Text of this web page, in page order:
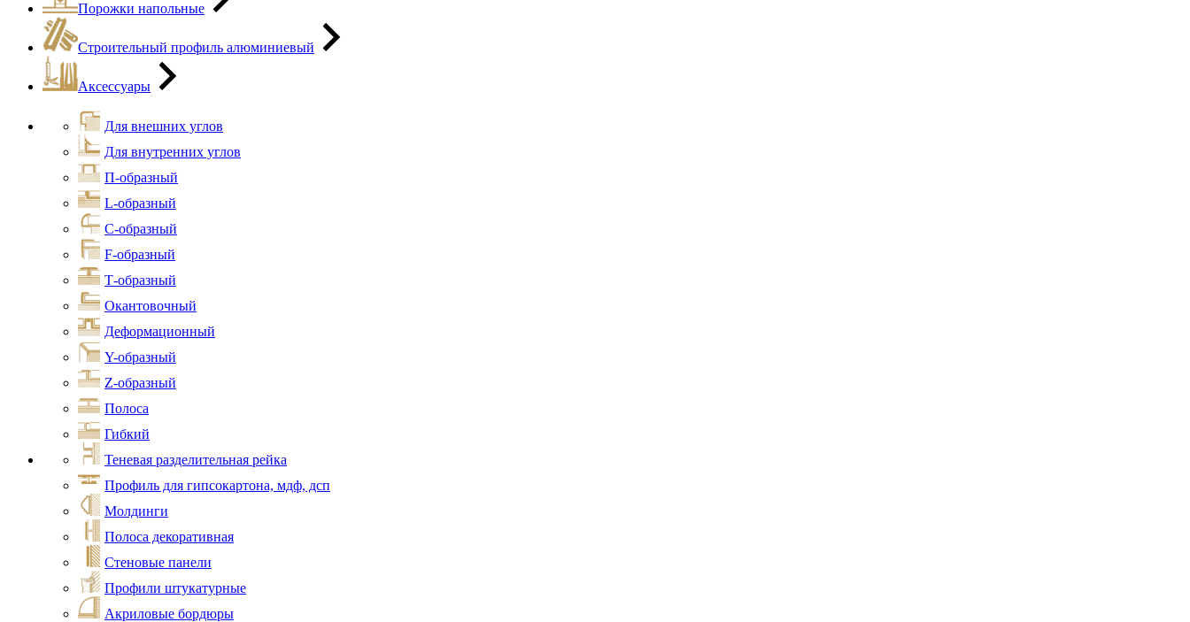
Порожки напольные
Строительный профиль алюминиевый
Аксессуары
Для внешних углов
Для внутренних углов
П-образный
L-образный
С-образный
F-образный
Т-образный
Окантовочный
Деформационный
Y-образный
Z-образный
Полоса
Гибкий
Теневая разделительная рейка
Профиль для гипсокартона, мдф, дсп
Молдинги
Полоса декоративная
Стеновые панели
Профили штукатурные
Акриловые бордюры